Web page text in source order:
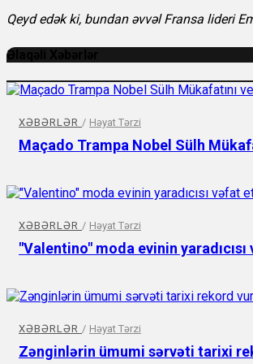
Qeyd edək ki, bundan əvvəl Fransa lideri
Əlaqəli Xəbərlər
XƏBƏRLƏR / Həyat Tərzi
Maçado Trampa Nobel Sülh
XƏBƏRLƏR / Həyat Tərzi
"Valentino" moda evinin
XƏBƏRLƏR / Həyat Tərzi
Zənginlərin ümumi sərvəti tarixi